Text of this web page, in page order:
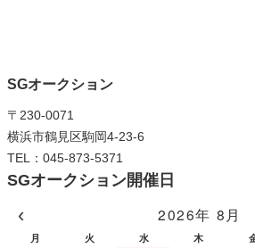
SGオークション
〒230-0071
横浜市鶴見区駒岡4-23-6
TEL：045-873-5371
SGオークション開催日
‹ 2026年 8月
月 火 水 木